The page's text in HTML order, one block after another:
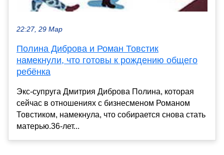
22:27, 29 Мар
Полина Диброва и Роман Товстик
намекнули, что готовы к рождению общего
ребёнка
Экс-супруга Дмитрия Диброва Полина, которая
сейчас в отношениях с бизнесменом Романом
Товстиком, намекнула, что собирается снова стать
матерью.36-лет...